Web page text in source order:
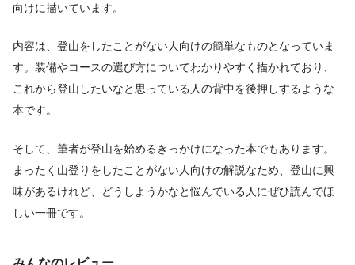
向けに描いています。
内容は、登山をしたことがない人向けの簡単なものとなっていま
す。装備やコースの選び方についてわかりやすく描かれており、
これから登山したいなと思っている人の背中を後押しするような
本です。
そして、筆者が登山を始めるきっかけになった本でもあります。
まったく山登りをしたことがない人向けの解説なため、登山に興
味があるけれど、どうしようかなと悩んでいる人にぜひ読んでほ
しい一冊です。